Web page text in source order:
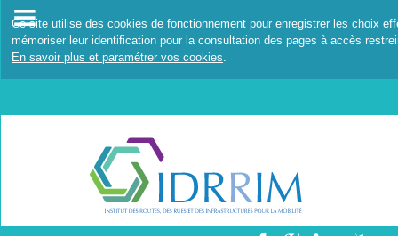
Ce site utilise des cookies de fonctionnement pour enregistrer les choix
mémoriser leur identification pour la consultation des pages à accès
En savoir plus et paramétrer vos cookies